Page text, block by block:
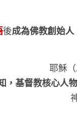
後成為佛教創始人
耶穌（
，基督教核心人